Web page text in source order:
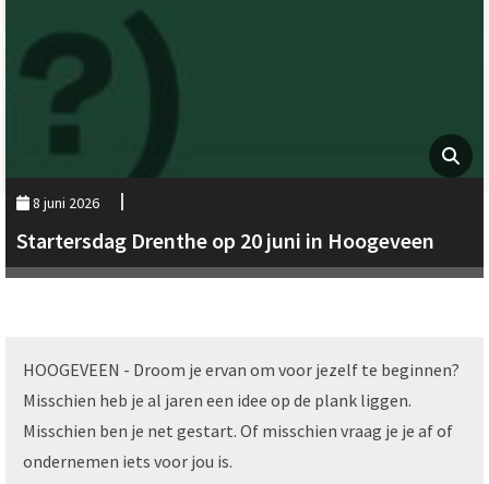
8 juni 2026
Startersdag Drenthe op 20 juni in Hoogeveen
HOOGEVEEN - Droom je ervan om voor jezelf te beginnen?
Misschien heb je al jaren een idee op de plank liggen.
Misschien ben je net gestart. Of misschien vraag je je af of
ondernemen iets voor jou is.